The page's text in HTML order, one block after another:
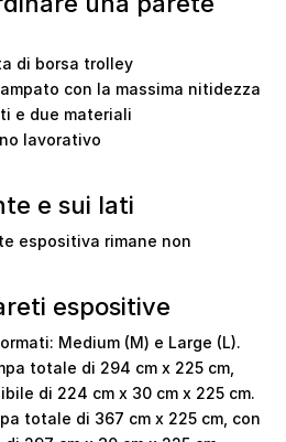
di borsa trolley
con la massima nitidezza
e due materiali
lavorativo
e sui lati
espositiva rimane non
espositive
Medium (M) e Large (L).
totale di 294 cm x 225 cm,
di 224 cm x 30 cm x 225 cm.
totale di 367 cm x 225 cm, con